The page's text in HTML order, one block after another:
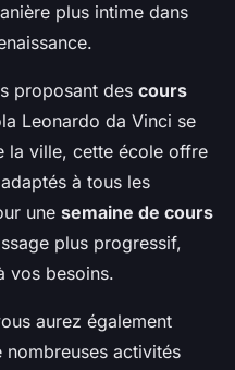
plus intime dans
proposant des cours
Leonardo da Vinci se
la ville, cette école offre
à tous les
une semaine de cours
plus progressif,
vos besoins.
aurez également
nombreuses activités